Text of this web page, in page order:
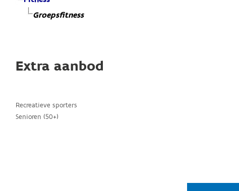
Groepsfitness
Extra aanbod
Recreatieve sporters
Senioren (50+)